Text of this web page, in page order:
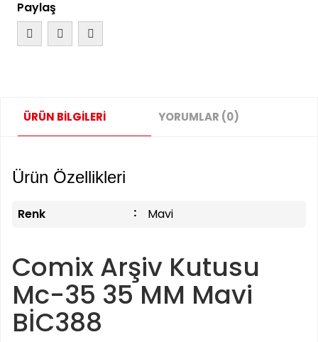
Paylaş
ÜRÜN BİLGİLERİ YORUMLAR (0)
Ürün Özellikleri
Renk Mavi
Comix Arşiv Kutusu
Mc-35 35 MM Mavi
BİC388